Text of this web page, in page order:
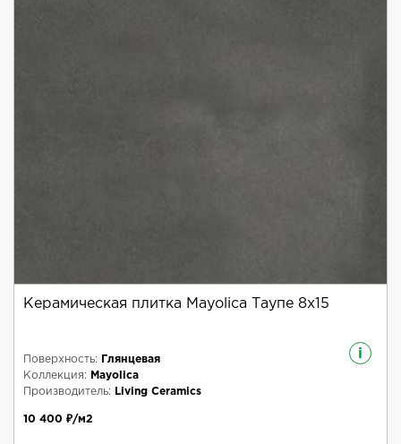
Керамическая плитка Mayolica Таупе 8x15
i
Поверхность:
Глянцевая
Коллекция:
Mayolica
Производитель:
Living Ceramics
10 400 ₽/м2